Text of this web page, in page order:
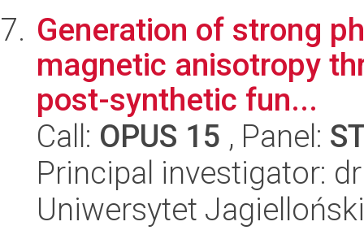
Generation of strong
magnetic anisotropy
post-synthetic fun...
Call: OPUS 15 , Panel:
Principal investigator:
Uniwersytet